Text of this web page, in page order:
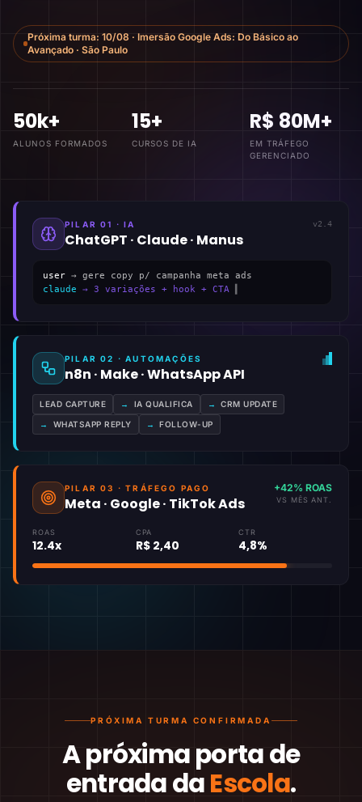
Próxima turma: 10/08 · Imersão Google Ads: Do Básico ao
Avançado · São Paulo
50k+
ALUNOS FORMADOS
15+
CURSOS DE IA
R$ 80M+
EM TRÁFEGO
GERENCIADO
PILAR 01 · IA
ChatGPT · Claude · Manus
v2.4
user → gere copy p/ campanha meta ads
claude → 3 variações + hook + CTA
PILAR 02 · AUTOMAÇÕES
n8n · Make · WhatsApp API
LEAD CAPTURE → IA QUALIFICA → CRM UPDATE
→ WHATSAPP REPLY → FOLLOW-UP
PILAR 03 · TRÁFEGO PAGO
Meta · Google · TikTok Ads
+42% ROAS
VS MÊS ANT.
ROAS
12.4x
CPA
R$ 2,40
CTR
4,8%
PRÓXIMA TURMA CONFIRMADA
A próxima porta de
entrada daEscola.